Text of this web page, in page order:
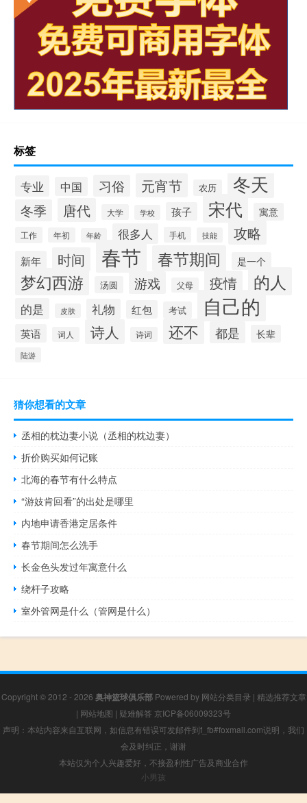
标签
专业 中国 习俗 元宵节 农历 冬天
冬季 唐代 大学 学校 孩子 宋代 寓意
工作 年初 年龄 很多人 手机 技能 攻略
新年 时间 春节 春节期间 是一个
梦幻西游 汤圆 游戏 父母 疫情 的人
的是 皮肤 礼物 红包 考试 自己的
英语 词人 诗人 诗词 还不 都是 长辈
陆游
猜你想看的文章
丞相的枕边妻小说（丞相的枕边妻）
折价购买如何记账
北海的春节有什么特点
“游妓肯回看”的出处是哪里
内地申请香港定居条件
春节期间怎么洗手
长金色头发过年寓意什么
绕杆子攻略
室外管网是什么（管网是什么）
Copyright © 2012 - 2026 奥神篮球俱乐部Powered by 网站分类目录 | 精选推荐文章
| 网站地图 | 疑难解答 京ICP备06009323号
声明：本站内容来自互联网，如信息有错误可发邮件到f_fb#foxmail.com说明，我们
会及时纠正，谢谢
本站仅为个人兴趣爱好，不接盈利性广告及商业合作
小男孩